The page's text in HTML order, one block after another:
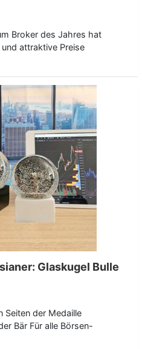
Broker des Jahres hat
attraktive Preise
Glaskugel Bulle
Seiten der Medaille
Bär Für alle Börsen-